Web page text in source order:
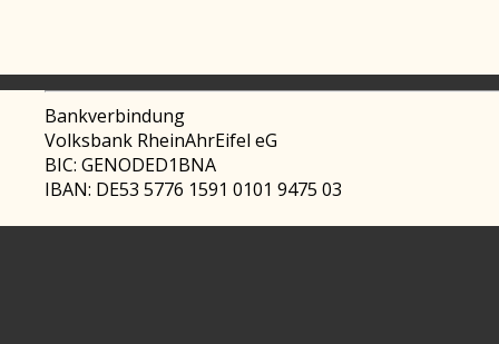
Bankverbindung
Volksbank RheinAhrEifel eG
BIC: GENODED1BNA
IBAN: DE53 5776 1591 0101 9475 03